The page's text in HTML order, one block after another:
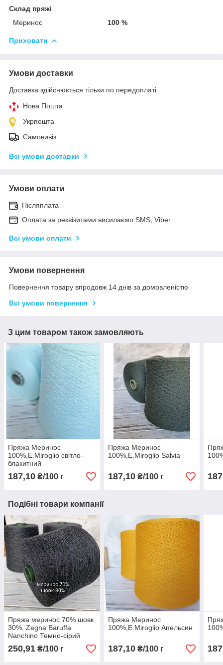
Склад пряжі
Меринос
100 %
Приховати
Умови доставки
Доставка здійснюється тільки по передоплаті.
Нова Пошта
Укрпошта
Самовивіз
Всі умови доставки
Умови оплати
Післяплата
Оплата за реквізитами висилаємо SMS, Viber
Всі умови оплати
Умови повернення
Повернення товару впродовж 14 днів за домовленістю
Всі умови повернення
З цим товаром також замовляють
Пряжа Меринос
100%,E.Miroglio світло-
блакитний
187,10 ₴/100 г
Пряжа Меринос
100%,E.Miroglio Salvia
187,10₴/100 г
Подібні товари компанії
Пряжа меринос 70% шовк
30%, Zegna Baruffa
Nanchino Темно-сірий
250,91 ₴/100 г
Пряжа Меринос
100%,E.Miroglio Апельсин
187,10₴/100 г